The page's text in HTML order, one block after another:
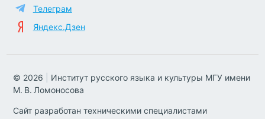
Телеграм
Яндекс.Дзен
© 2026
Институт русского языка и культуры МГУ имени
М. В. Ломоносова
Сайт разработан техническими специалистами